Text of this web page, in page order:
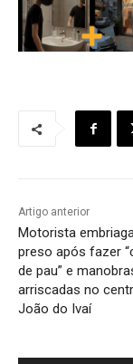
Artigo anterior
Motorista
preso após fazer
de pau” e
arriscadas no
João do Ivaí